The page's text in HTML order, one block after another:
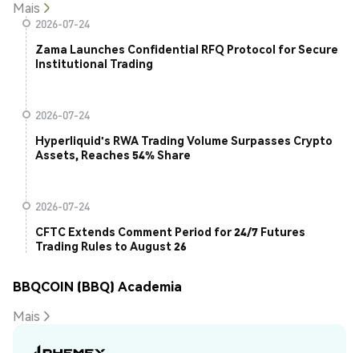
Mais
2026-07-24
Zama Launches Confidential RFQ Protocol for Secure
Institutional Trading
2026-07-24
Hyperliquid's RWA Trading Volume Surpasses Crypto
Assets, Reaches 54% Share
2026-07-24
CFTC Extends Comment Period for 24/7 Futures
Trading Rules to August 26
BBQCOIN (BBQ) Academia
Mais